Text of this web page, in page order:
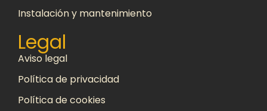
Instalación y mantenimiento
Legal
Aviso legal
Política de privacidad
Política de cookies